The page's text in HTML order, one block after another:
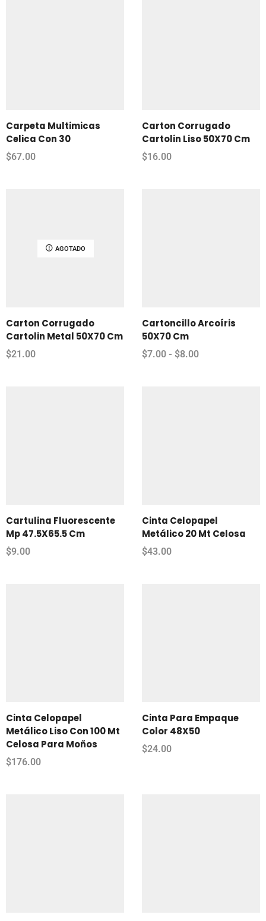
Carpeta Multimicas
Celica Con 30
$67.00
Carton Corrugado
Cartolin Liso 50X70 Cm
$16.00
AGOTADO
Carton Corrugado
Cartolin Metal 50X70 Cm
$21.00
Cartoncillo Arcoíris
50X70 Cm
$7.00 - $8.00
Cartulina Fluorescente
Mp 47.5X65.5 Cm
$9.00
Cinta Celopapel
Metálico 20 Mt Celosa
$43.00
Cinta Celopapel
Metálico Liso Con 100 Mt
Celosa Para Moños
$176.00
Cinta Para Empaque
Color 48X50
$24.00